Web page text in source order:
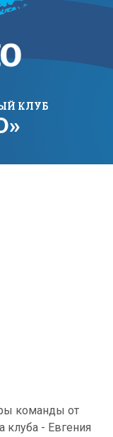
КЛУБ
команды от
клуба - Евгения